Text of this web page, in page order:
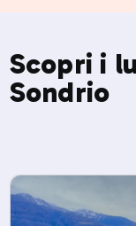
Scopri i
Sondrio